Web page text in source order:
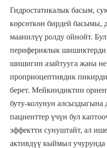
Гидростатикалык басым,
көрсөткөн бирдей басымы,
маанилүү ролду ойнойт.
перифериялык шишиктерди
шишигин азайтууга жана
проприоцептивдик
берет. Мейкиндиктин
буту-колунун алсыздыгына
пациенттер үчүн бул
эффектти сунуштайт, ал
активдүү кыймыл учурунда